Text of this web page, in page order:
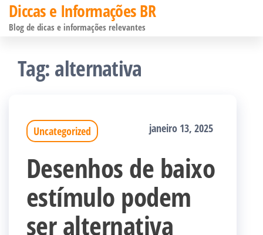
Pular
para
conteúdo
Diccas e Informações BR
Blog de dicas e informações relevantes
Tag: alternativa
Uncategorized janeiro 13, 2025
Desenhos de baixo
estímulo podem
ser alternativa